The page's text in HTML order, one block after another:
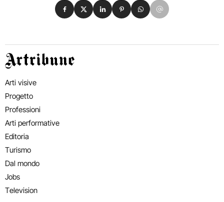
Condividi su Facebook
Condividi su X
Condividi su LinkedIn
Condividi su Pinterest
Condividi su WhatsApp
Condividi su Email
Artribune
Arti visive
Progetto
Professioni
Arti performative
Editoria
Turismo
Dal mondo
Jobs
Television